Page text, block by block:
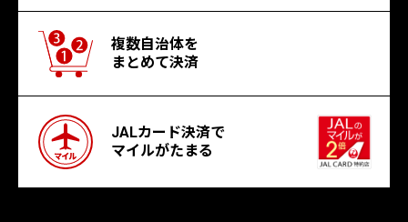
複数自治体を
まとめて決済
JALカード決済で
マイルがたまる